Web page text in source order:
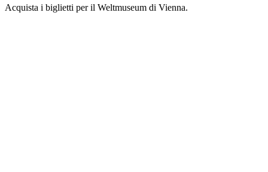
Acquista i biglietti per il Weltmuseum di Vienna.